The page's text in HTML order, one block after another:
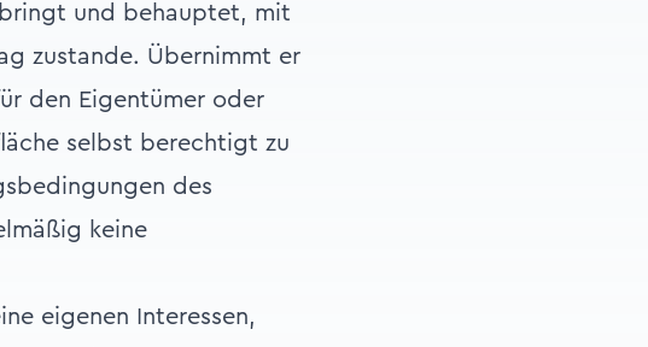
und behauptet, mit
zustande. Übernimmt er
den Eigentümer oder
selbst berechtigt zu
des
keine
eigenen Interessen,